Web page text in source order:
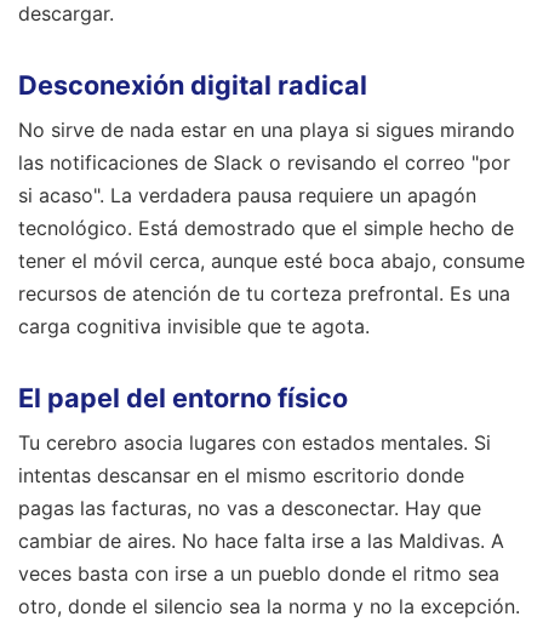
descargar.
Desconexión digital radical
No sirve de nada estar en una playa si sigues mirando
las notificaciones de Slack o revisando el correo "por
si acaso". La verdadera pausa requiere un apagón
tecnológico. Está demostrado que el simple hecho de
tener el móvil cerca, aunque esté boca abajo, consume
recursos de atención de tu corteza prefrontal. Es una
carga cognitiva invisible que te agota.
El papel del entorno físico
Tu cerebro asocia lugares con estados mentales. Si
intentas descansar en el mismo escritorio donde
pagas las facturas, no vas a desconectar. Hay que
cambiar de aires. No hace falta irse a las Maldivas. A
veces basta con irse a un pueblo donde el ritmo sea
otro, donde el silencio sea la norma y no la excepción.